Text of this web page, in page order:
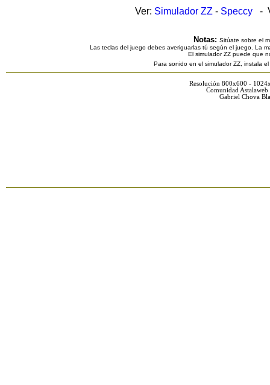
Ver: Simulador ZZ - Speccy -
Notas: Sitúate sobre el
Las teclas del juego debes averiguarlas tú según el juego. La
El simulador ZZ puede que
Para sonido en el simulador ZZ, instala
Resolución 800x600 -
Comunidad
Gabriel Chova